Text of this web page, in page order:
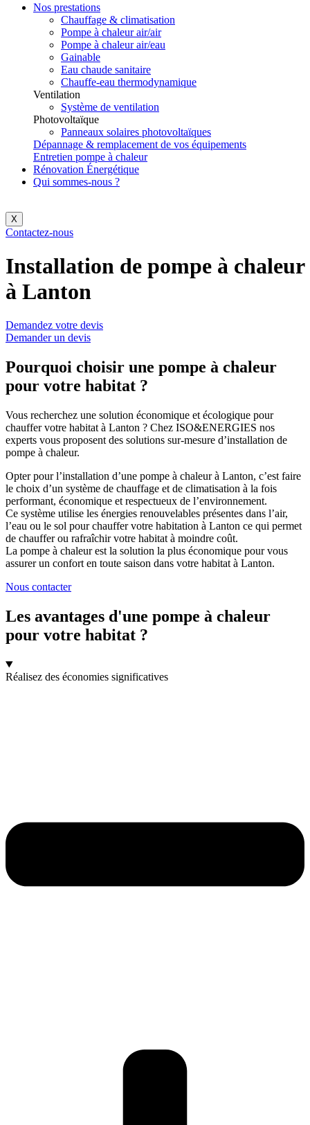
Nos prestations
Chauffage & climatisation
Pompe à chaleur air/air
Pompe à chaleur air/eau
Gainable
Eau chaude sanitaire
Chauffe-eau thermodynamique
Ventilation
Système de ventilation
Photovoltaïque
Panneaux solaires photovoltaïques
Dépannage & remplacement de vos équipements
Entretien pompe à chaleur
Rénovation Énergétique
Qui sommes-nous ?
X
Contactez-nous
Installation de pompe à chaleur
à Lanton
Demandez votre devis
Demander un devis
Pourquoi choisir une pompe à chaleur
pour votre habitat ?
Vous recherchez une solution économique et écologique pour
chauffer votre habitat à Lanton ? Chez ISO&ENERGIES nos
experts vous proposent des solutions sur-mesure d’installation de
pompe à chaleur.
Opter pour l’installation d’une pompe à chaleur à Lanton, c’est faire
le choix d’un système de chauffage et de climatisation à la fois
performant, économique et respectueux de l’environnement.
Ce système utilise les énergies renouvelables présentes dans l’air,
l’eau ou le sol pour chauffer votre habitation à Lanton ce qui permet
de chauffer ou rafraîchir votre habitat à moindre coût.
La pompe à chaleur est la solution la plus économique pour vous
assurer un confort en toute saison dans votre habitat à Lanton.
Nous contacter
Les avantages d'une pompe à chaleur
pour votre habitat ?
Réalisez des économies significatives